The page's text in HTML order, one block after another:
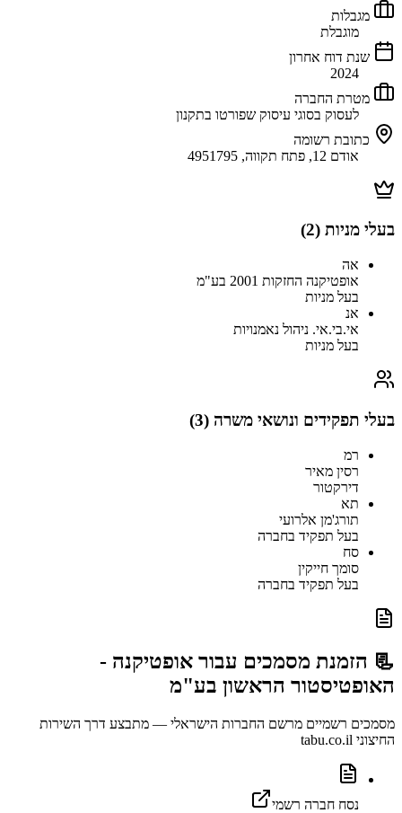
מגבלות
מוגבלת
שנת דוח אחרון
2024
מטרת החברה
לעסוק בסוגי עיסוק שפורטו בתקנון
כתובת רשומה
אודם 12, פתח תקווה, 4951795
בעלי מניות (2
)
אה
אופטיקנה החזקות 2001 בע"מ
בעל מניות
אנ
אי.בי.אי. ניהול נאמנויות
בעל מניות
בעלי תפקידים ונושאי משרה (3
)
רמ
רסין מאיר
דירקטור
תא
תורג'מן אלרועי
בעל תפקיד בחברה
סח
סומך חייקין
בעל תפקיד בחברה
📃 הזמנת מסמכים עבור אופטיקנה -
האופטיסטור הראשון בע"מ
מסמכים רשמיים מרשם החברות הישראלי — מתבצע דרך השירות
החיצוני tabu.co.il
נסח חברה רשמי